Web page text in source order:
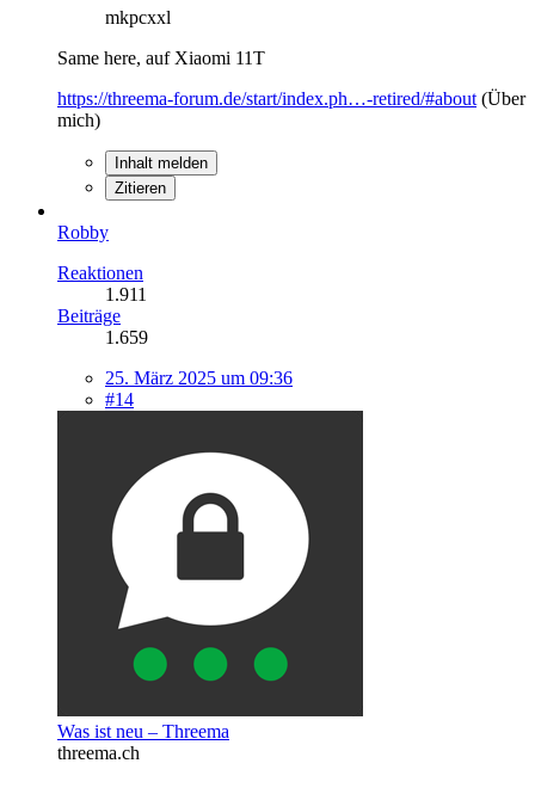
mkpcxxl
Same here, auf Xiaomi 11T
https://threema-forum.de/start/index.ph…-retired/#about (Über
mich)
Inhalt melden
Zitieren
Robby
Reaktionen
1.911
Beiträge
1.659
25. März 2025 um 09:36
#14
Was ist neu – Threema
threema.ch